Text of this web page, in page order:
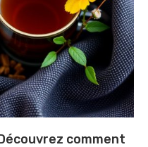
comment